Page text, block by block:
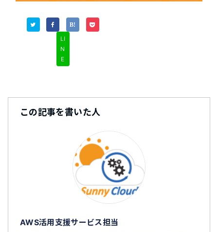
LI
N
E
この記事を書いた人
AWS活用支援サービス担当